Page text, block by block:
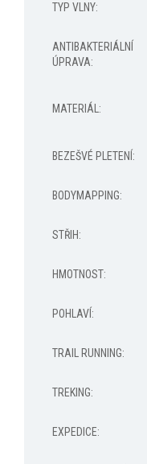
TYP VLNY:
ANTIBAKTERIÁLNÍ
ÚPRAVA:
MATERIÁL :
BEZEŠVÉ PLETENÍ :
BODYMAPPING:
STŘIH:
HMOTNOST:
POHLAVÍ :
TRAIL RUNNING:
TREKING:
EXPEDICE: